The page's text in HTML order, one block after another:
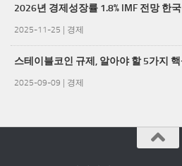
2026년 경제성장률 1.8% IMF 전망 한
2025-11-25 | 경제
스테이블코인 규제, 알아야 할 5가지
2025-09-09 | 경제